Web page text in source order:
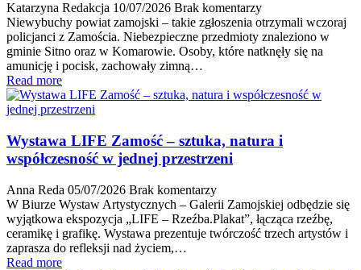
Katarzyna Redakcja 10/07/2026 Brak komentarzy
Niewybuchy powiat zamojski – takie zgłoszenia otrzymali wczoraj
policjanci z Zamościa. Niebezpieczne przedmioty znaleziono w
gminie Sitno oraz w Komarowie. Osoby, które natknęły się na
amunicję i pocisk, zachowały zimną…
Read more
Wystawa LIFE Zamość – sztuka, natura i
współczesność w jednej przestrzeni
Anna Reda 05/07/2026 Brak komentarzy
W Biurze Wystaw Artystycznych – Galerii Zamojskiej odbędzie się
wyjątkowa ekspozycja „LIFE – Rzeźba.Plakat”, łącząca rzeźbę,
ceramikę i grafikę. Wystawa prezentuje twórczość trzech artystów i
zaprasza do refleksji nad życiem,…
Read more